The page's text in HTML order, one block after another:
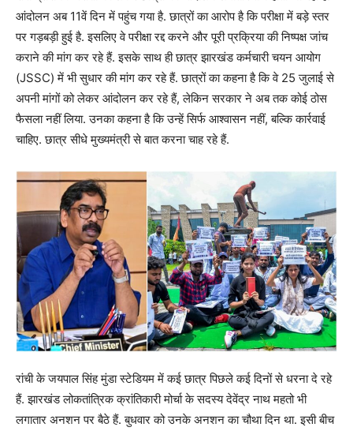
आंदोलन अब 11वें दिन में पहुंच गया है. छात्रों का आरोप है कि परीक्षा में बड़े स्तर
पर गड़बड़ी हुई है. इसलिए वे परीक्षा रद्द करने और पूरी प्रक्रिया की निष्पक्ष जांच
कराने की मांग कर रहे हैं. इसके साथ ही छात्र झारखंड कर्मचारी चयन आयोग
(JSSC) में भी सुधार की मांग कर रहे हैं. छात्रों का कहना है कि वे 25 जुलाई से
अपनी मांगों को लेकर आंदोलन कर रहे हैं, लेकिन सरकार ने अब तक कोई ठोस
फैसला नहीं लिया. उनका कहना है कि उन्हें सिर्फ आश्वासन नहीं, बल्कि कार्रवाई
चाहिए. छात्र सीधे मुख्यमंत्री से बात करना चाह रहे हैं.
रांची के जयपाल सिंह मुंडा स्टेडियम में कई छात्र पिछले कई दिनों से धरना दे रहे
हैं. झारखंड लोकतांत्रिक क्रांतिकारी मोर्चा के सदस्य देवेंद्र नाथ महतो भी
लगातार अनशन पर बैठे हैं. बुधवार को उनके अनशन का चौथा दिन था. इसी बीच